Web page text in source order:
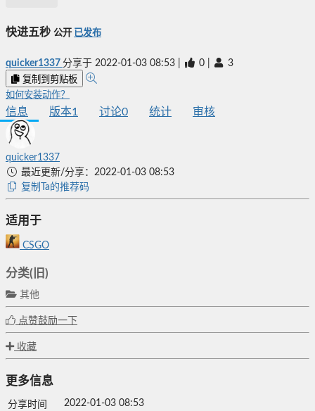
快进五秒 公开 已发布
quicker1337 分享于 2022-01-03 08:53 0 3
复制到剪贴板
如何安装动作？
信息 版本1 讨论0 统计 审核
quicker1337
最近更新/分享：2022-01-03 08:53
复制Ta的推荐码
适用于
CSGO
分类(旧)
其他
点赞鼓励一下
收藏
更多信息
分享时间
2022-01-03 08:53